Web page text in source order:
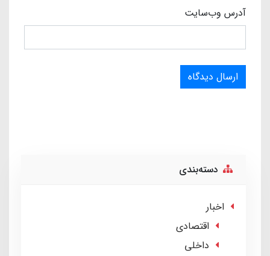
آدرس وب‌سایت
ارسال دیدگاه
دسته‌بندی
اخبار
اقتصادی
داخلی